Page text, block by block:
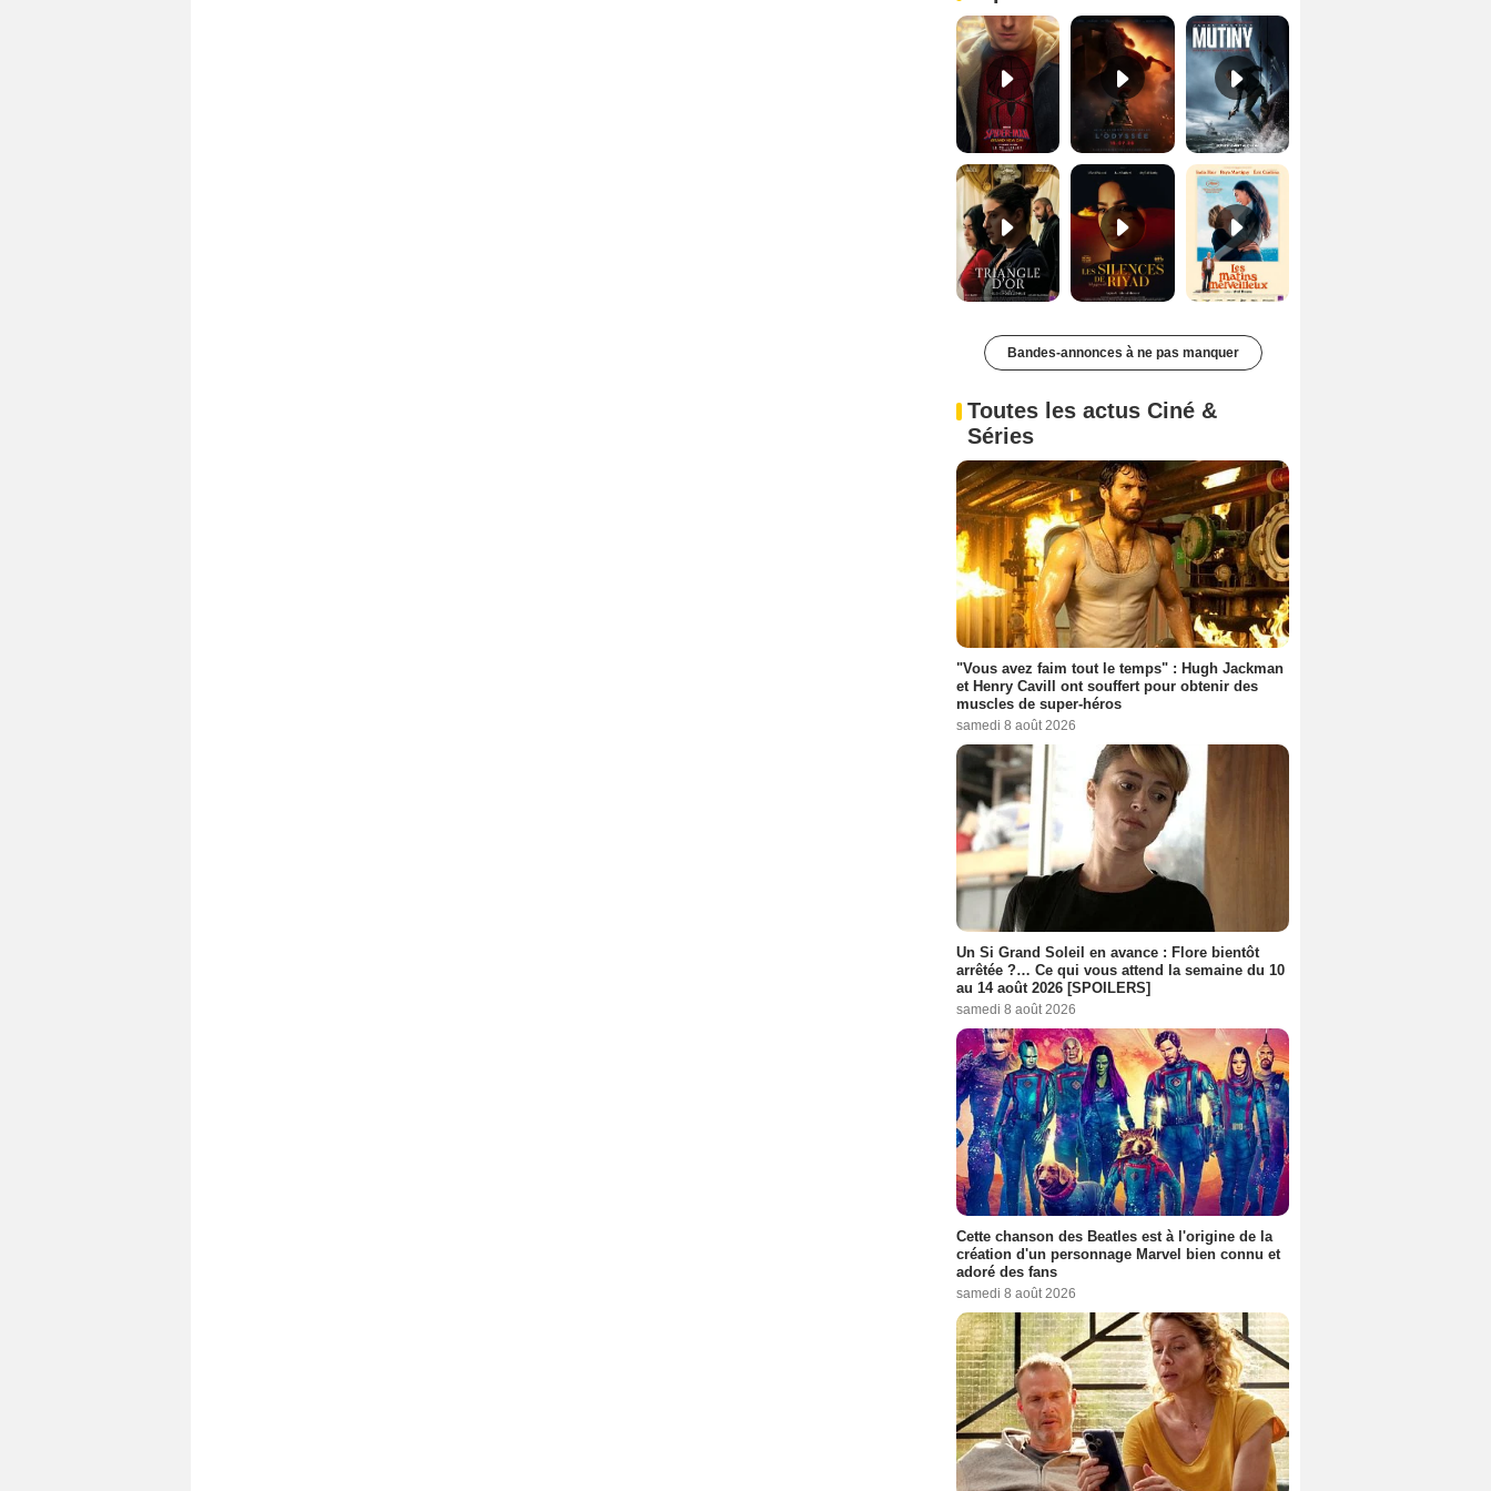
Les Silences de Riyad Bande-annonce VO STFR Les Matins merveilleux Bande-annonce VF
Bandes-annonces à ne pas manquer
Toutes les actus Ciné &
Séries
"Vous avez faim tout le temps" : Hugh Jackman
et Henry Cavill ont souffert pour obtenir des
muscles de super-héros
samedi 8 août 2026
Un Si Grand Soleil en avance : Flore bientôt
arrêtée ?… Ce qui vous attend la semaine du 10
au 14 août 2026 [SPOILERS]
samedi 8 août 2026
Cette chanson des Beatles est à l'origine de la
création d'un personnage Marvel bien connu et
adoré des fans
samedi 8 août 2026